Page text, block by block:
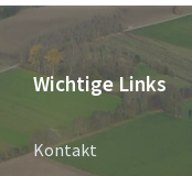
Wichtige Links
Kontakt